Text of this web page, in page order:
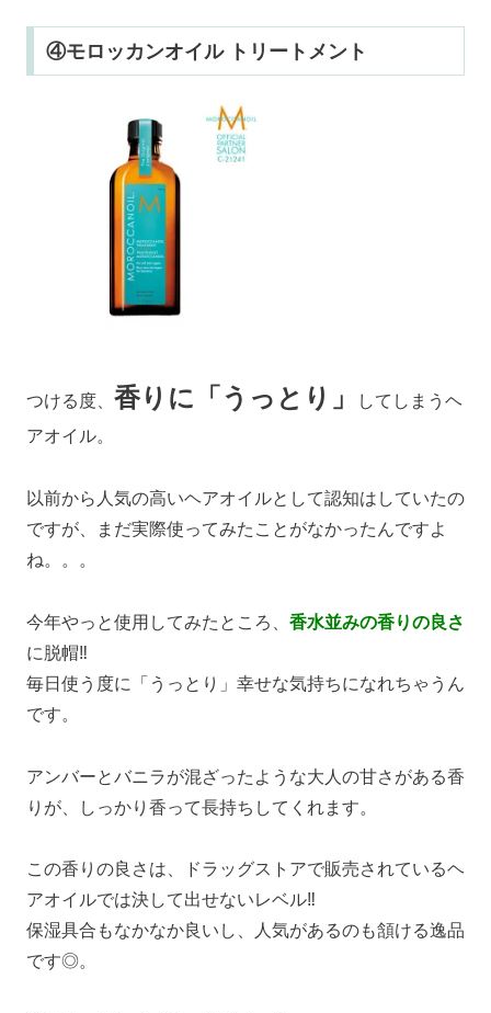
④モロッカンオイル トリートメント
つける度、 香りに「うっとり」
してしまうヘ
アオイル。
以前から人気の高いヘアオイルとして認知はしていたの
ですが、まだ実際使ってみたことがなかったんですよ
ね。。。
今年やっと使用してみたところ、 香水並みの香りの良さ
に脱帽‼
毎日使う度に「うっとり」幸せな気持ちになれちゃうん
です。
アンバーとバニラが混ざったような大人の甘さがある香
りが、しっかり香って長持ちしてくれます。
この香りの良さは、ドラッグストアで販売されているヘ
アオイルでは決して出せないレベル‼
保湿具合もなかなか良いし、人気があるのも頷ける逸品
です◎。